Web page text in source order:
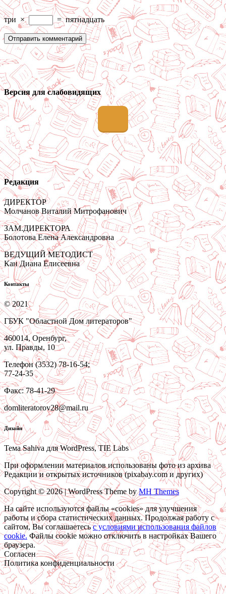
три × = пятнадцать
Версия для слабовидящих
Редакция
ДИРЕКТОР
Молчанов Виталий Митрофанович
ЗАМ.ДИРЕКТОРА
Болотова Елена Александровна
ВЕДУЩИЙ МЕТОДИСТ
Кан Диана Елисеевна
Контакты
© 2021
ГБУК "Областной Дом литераторов"
460014, Оренбург,
ул. Правды, 10
Телефон (3532) 78-16-54;
77-24-35
Факс: 78-41-29
domliteratorov28@mail.ru
Дизайн
Тема Sahiva для WordPress, TIE Labs
При оформлении материалов использованы фото из архива
Редакции и открытых источников (pixabay.com и других)
Copyright © 2026 | WordPress Theme byMH Themes
На сайте используются файлы «cookies» для улучшения
работы и сбора статистических данных. Продолжая работу с
сайтом, Вы соглашаетесьc условиями использования файлов
cookie. Файлы cookie можно отключить в настройках Вашего
браузера.
Согласен
Политика конфиденциальности